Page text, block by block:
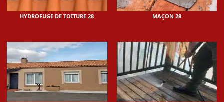
HYDROFUGE DE TOITURE 28 MAÇON 28